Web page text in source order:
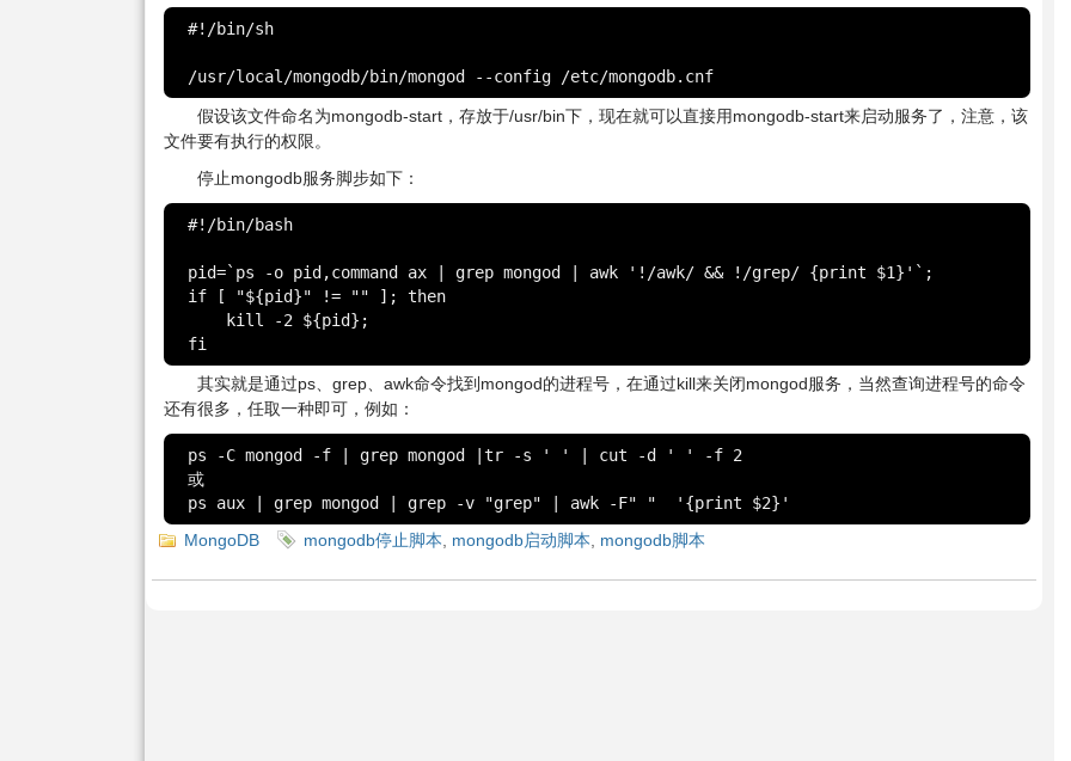
#!/bin/sh
/usr/local/mongodb/bin/mongod --config /etc/mongodb.cnf
假设该文件命名为mongodb-start，存放于/usr/bin下，现在就可以直接用mongodb-start来启动服务了，注意，该
文件要有执行的权限。
停止mongodb服务脚步如下：
#!/bin/bash
pid=`ps -o pid,command ax | grep mongod | awk '!/awk/ && !/grep/ {print $1}'`;
if [ "${pid}" != "" ]; then
fi
其实就是通过ps、grep、awk命令找到mongod的进程号，在通过kill来关闭mongod服务，当然查询进程号的命令
还有很多，任取一种即可，例如：
ps -C mongod -f | grep mongod |tr -s ' ' | cut -d ' ' -f 2
或
MongoDB
mongodb停止脚本 mongodb启动脚本 mongodb脚本